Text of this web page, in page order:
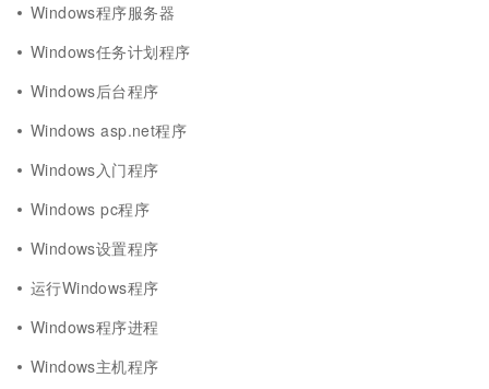
Windows程序服务器
Windows任务计划程序
Windows后台程序
Windows asp.net程序
Windows入门程序
Windows pc程序
Windows设置程序
运行Windows程序
Windows程序进程
Windows主机程序